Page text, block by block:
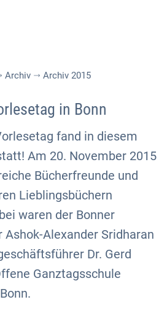
Archiv
Archiv 2015
in Bonn
fand in diesem
Am 20. November 2015
Bücherfreunde und
Lieblingsbüchern
waren der Bonner
Alexander Sridharan
Dr. Gerd
Ganztagsschule